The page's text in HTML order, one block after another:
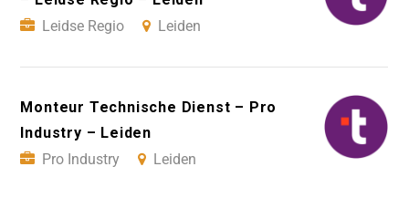
Leidse Regio
Leiden
Monteur Technische Dienst – Pro
Industry – Leiden
Pro Industry
Leiden